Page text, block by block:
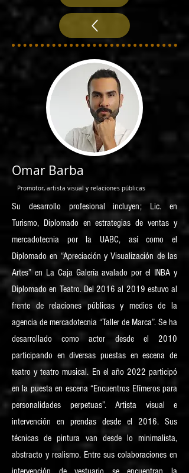
Omar Barba
Promotor, artista visual y relaciones públicas
Su desarrollo profesional incluyen; Lic. en
Turismo, Diplomado en estrategias de ventas y
mercadotecnia por la UABC, así como el
Diplomado en “Apreciación y Visualización de las
Artes” en La Caja Galería avalado por el INBA y
Diplomado en Teatro. Del 2016 al 2019 estuvo al
frente de relaciones públicas y medios de la
agencia de mercadotecnia “Taller de Marca”. Se ha
desarrollado como actor desde el 2010
participando en diversas puestas en escena de
teatro y teatro musical. En el año 2022 participó
en la puesta en escena “Encuentros Efímeros para
personalidades perpetuas”. Artista visual e
intervención en prendas desde el 2016. Sus
técnicas de pintura van desde lo minimalista,
abstracto y realismo. Entre sus colaboraciones en